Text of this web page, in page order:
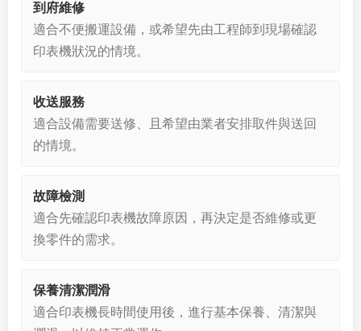
到府維修
適合不便搬運設備，或希望先由工程師到現場確認
印表機狀況的情境。
收送服務
適合設備需要送修、且希望由業者安排取件與送回
的情境。
故障檢測
適合先確認印表機故障原因，再決定是否維修或更
換零件的需求。
保養清潔潤滑
適合印表機長時間使用後，進行基本保養、清潔與